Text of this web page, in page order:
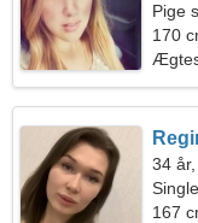
Pige
170
34
167